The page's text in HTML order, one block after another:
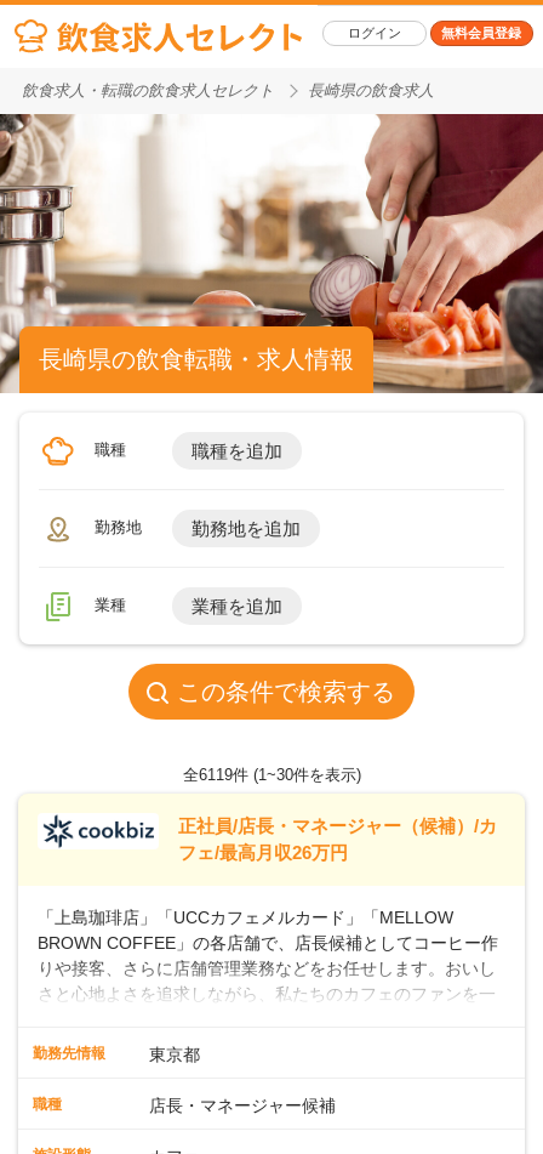
ログイン 無料会員登録
飲食求人・転職の飲食求人セレクト 長崎県の飲食求人
長崎県の飲食転職・求人情報
職種 職種を追加
勤務地 勤務地を追加
業種 業種を追加
この条件で検索する
全6119件 (1~30件を表示)
正社員/店長・マネージャー（候補）/カ
フェ/最高月収26万円
「上島珈琲店」「UCCカフェメルカード」「MELLOW
BROWN COFFEE」の各店舗で、店長候補としてコーヒー作
りや接客、さらに店舗管理業務などをお任せします。おいし
さと心地よさを追求しながら、私たちのカフェのファンを一
の抽出や各種ドリンクの作成お客様のご案内、レジ対応軽食
タートも安心 ◎サポート体制充実コーヒーの知識から接客マ
から40代まで幅広い年齢層が活躍しており、チームワークも
勤務先情報 東京都
職種 店長・マネージャー候補